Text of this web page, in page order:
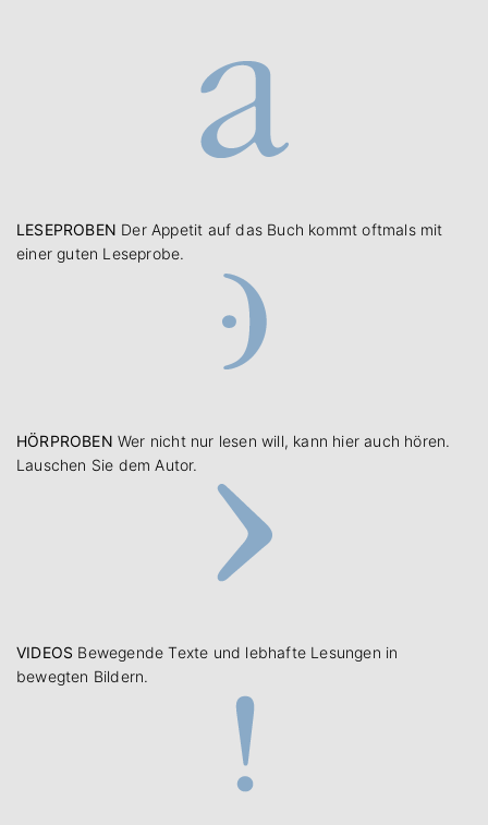
LESEPROBEN Der Appetit auf das Buch kommt oftmals mit
einer guten Leseprobe.
HÖRPROBEN Wer nicht nur lesen will, kann hier auch hören.
Lauschen Sie dem Autor.
VIDEOS Bewegende Texte und lebhafte Lesungen in
bewegten Bildern.